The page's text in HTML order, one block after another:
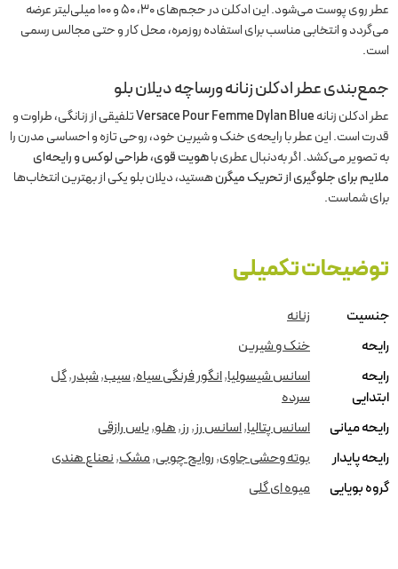
عطر روی پوست می‌شود. این ادکلن در حجم‌های ۳۰، ۵۰ و ۱۰۰ میلی‌لیتر عرضه
می‌گردد و انتخابی مناسب برای استفاده روزمره، محل کار و حتی مجالس رسمی
است.
جمع‌بندی عطر ادکلن زنانه ورساچه دیلان بلو
عطر ادکلن زنانهVersace Pour Femme Dylan Blueتلفیقی از زنانگی، طراوت و
قدرت است. این عطر با رایحه‌ی خنک و شیرین خود، روحی تازه و احساسی مدرن را
به تصویر می‌کشد. اگر به‌دنبال عطری باهویت قوی، طراحی لوکس و رایحه‌ای
ملایم برای جلوگیری از تحریک میگرنهستید، دیلان بلو یکی از بهترین انتخاب‌ها
برای شماست.
توضیحات تکمیلی
جنسیت
زنانه
رایحه
خنک و شیرین
رایحه
ابتدایی
اسانس شیسولیا,انگور فرنگی سیاه,سیب,شبدر,گل
سرده
رایحه میانی
اسانس پتالیا,اسانس رز,رز,هلو,یاس رازقی
رایحه پایدار
بوته وحشی جاوی,روایح چوبی,مشک,نعناع هندی
گروه بویایی
میوه ای گلی